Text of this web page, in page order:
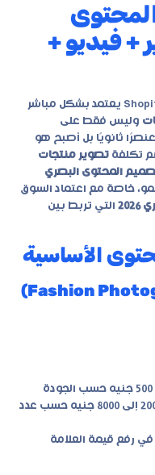
+ فيديو +
في 2026 أصبح نجاح متاجر الأزياء على Shopify يعتمد بشكل مباشر
وليس فقط على
ثانويًا بل أصبح هو
تكلفة تصوير منتجات
المحتوى البصري
خاصة مع اعتماد السوق
التي تربط بين
الأساسية
جلسة كاملة: قد تبدأ من 2000 إلى 8000 جنيه حسب عدد
في رفع قيمة العلامة